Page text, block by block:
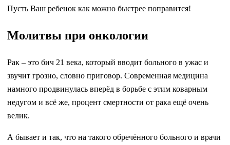
Пусть Ваш ребенок как можно быстрее поправится!
Молитвы при онкологии
Рак – это бич 21 века, который вводит больного в ужас и
звучит грозно, словно приговор. Современная медицина
намного продвинулась вперёд в борьбе с этим коварным
недугом и всё же, процент смертности от рака ещё очень
велик.
А бывает и так, что на такого обречённого больного и врачи